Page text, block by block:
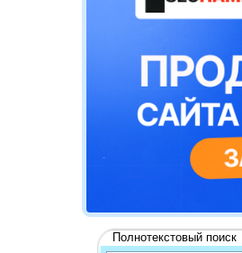
Полнотекстовый поиск